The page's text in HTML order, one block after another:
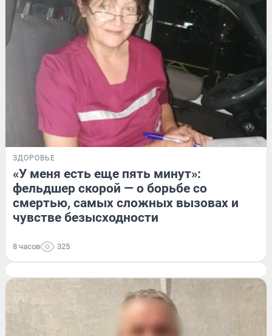
ЗДОРОВЬЕ
«У меня есть еще пять минут»:
фельдшер скорой — о борьбе со
смертью, самых сложных вызовах и
чувстве безысходности
8 часов 325